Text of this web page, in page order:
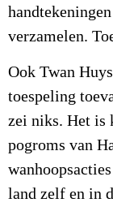
verzamelen.
Ook Twan
toespeling
zei niks. Het is
pogroms van
land zelf en in